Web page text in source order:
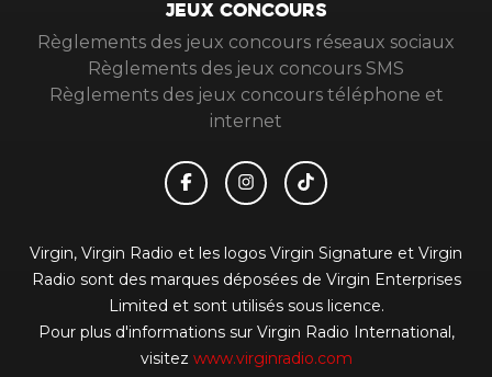
JEUX CONCOURS
Règlements des jeux concours réseaux sociaux
Règlements des jeux concours SMS
Règlements des jeux concours téléphone et
internet
Virgin, Virgin Radio et les logos Virgin Signature et Virgin
Radio sont des marques déposées de Virgin Enterprises
Limited et sont utilisés sous licence.
Pour plus d'informations sur Virgin Radio International,
visitez www.virginradio.com